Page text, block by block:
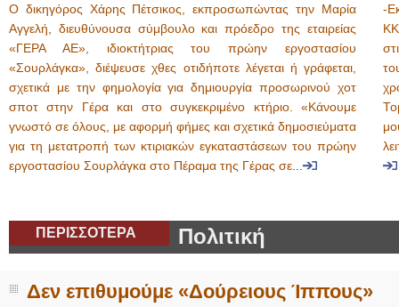
O δικηγόρος Χάρης Πέτσικος, εκπροσωπώντας την Μαρία
Αγγελή, διευθύνουσα σύμβουλο και πρόεδρο της εταιρείας
«ΓΕΡΑ ΑΕ», ιδιοκτήτριας του πρώην εργοστασίου
«Σουρλάγκα», διέψευσε χθες οτιδήποτε λέγεται ή γράφεται,
σχετικά με την φημολογία για δημιουργία προσωρινού χοτ
σποτ στην Γέρα και στο συγκεκριμένο κτήριο. «Κάνουμε
γνωστό σε όλους, με αφορμή φήμες και σχετικά δημοσιεύματα
για τη μετατροπή των κτιριακών εγκαταστάσεων του πρώην
εργοστασίου Σουρλάγκα στο Πέραμα της Γέρας σε...
-
ΠΕΡΙΣΣΟΤΕΡΑ Πολιτική
Δεν επιθυμούμε «Δούρειους Ίππους»